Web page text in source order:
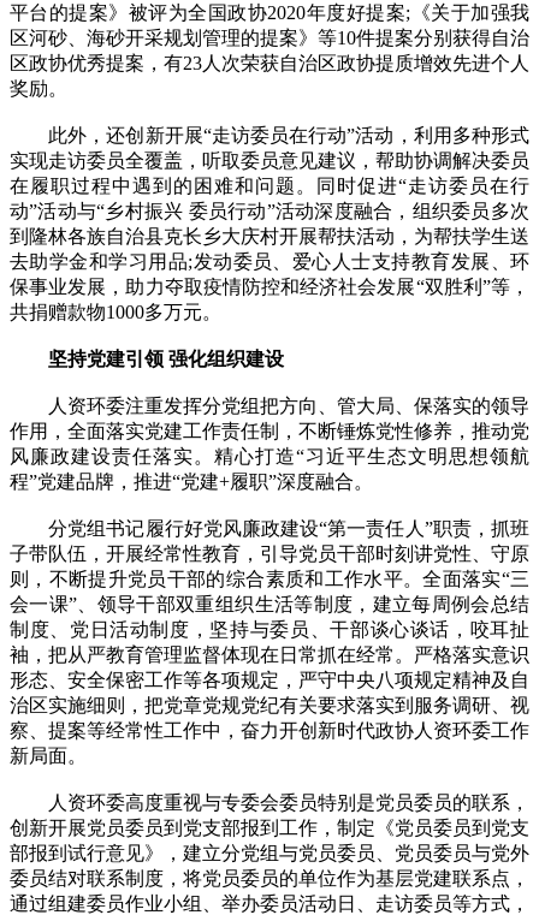
平台的提案》被评为全国政协2020年度好提案;《关于加强我
区河砂、海砂开采规划管理的提案》等10件提案分别获得自治
区政协优秀提案，有23人次荣获自治区政协提质增效先进个人
奖励。
此外，还创新开展“走访委员在行动”活动，利用多种形式
实现走访委员全覆盖，听取委员意见建议，帮助协调解决委员
在履职过程中遇到的困难和问题。同时促进“走访委员在行
动”活动与“乡村振兴 委员行动”活动深度融合，组织委员多次
到隆林各族自治县克长乡大庆村开展帮扶活动，为帮扶学生送
去助学金和学习用品;发动委员、爱心人士支持教育发展、环
保事业发展，助力夺取疫情防控和经济社会发展“双胜利”等，
共捐赠款物1000多万元。
坚持党建引领 强化组织建设
人资环委注重发挥分党组把方向、管大局、保落实的领导
作用，全面落实党建工作责任制，不断锤炼党性修养，推动党
风廉政建设责任落实。精心打造“习近平生态文明思想领航
程”党建品牌，推进“党建+履职”深度融合。
分党组书记履行好党风廉政建设“第一责任人”职责，抓班
子带队伍，开展经常性教育，引导党员干部时刻讲党性、守原
则，不断提升党员干部的综合素质和工作水平。全面落实“三
会一课”、领导干部双重组织生活等制度，建立每周例会总结
制度、党日活动制度，坚持与委员、干部谈心谈话，咬耳扯
袖，把从严教育管理监督体现在日常抓在经常。严格落实意识
形态、安全保密工作等各项规定，严守中央八项规定精神及自
治区实施细则，把党章党规党纪有关要求落实到服务调研、视
察、提案等经常性工作中，奋力开创新时代政协人资环委工作
新局面。
人资环委高度重视与专委会委员特别是党员委员的联系，
创新开展党员委员到党支部报到工作，制定《党员委员到党支
部报到试行意见》，建立分党组与党员委员、党员委员与党外
委员结对联系制度，将党员委员的单位作为基层党建联系点，
通过组建委员作业小组、举办委员活动日、走访委员等方式，